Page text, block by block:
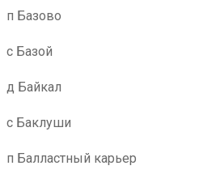
п Базово
с Базой
д Байкал
с Баклуши
п Балластный карьер